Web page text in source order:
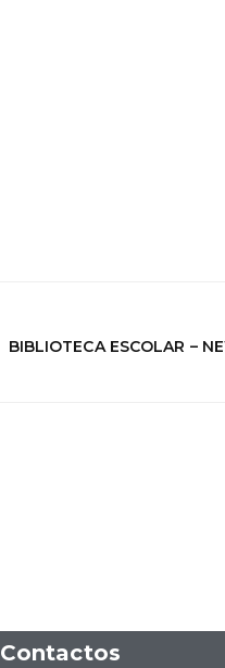
BIBLIOTECA ESCOLAR –
Contactos